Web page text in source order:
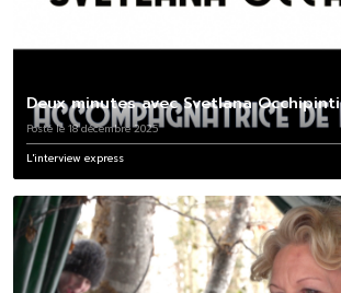
Deux minutes avec Svetlana Occhipinti
Posté le 18 décembre 2025
L'interview express